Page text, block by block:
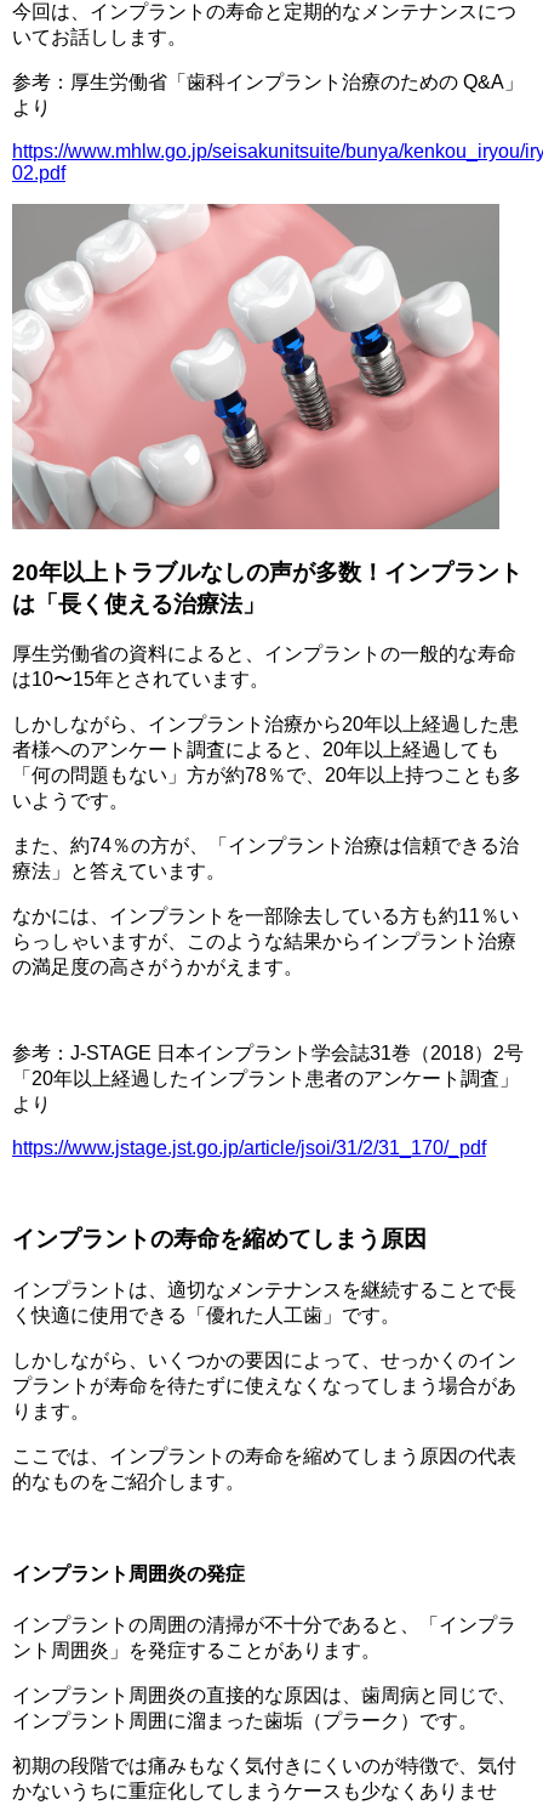
今回は、インプラントの寿命と定期的なメンテナンスにつ
いてお話しします。
参考：厚生労働省「歯科インプラント治療のための Q&A」
より
https://www.mhlw.go.jp/seisakunitsuite/bunya/kenkou_iryou/
02.pdf
20年以上トラブルなしの声が多数！インプラント
は「長く使える治療法」
厚生労働省の資料によると、インプラントの一般的な寿命
は10〜15年とされています。
しかしながら、インプラント治療から20年以上経過した患
者様へのアンケート調査によると、20年以上経過しても
「何の問題もない」方が約78％で、20年以上持つことも多
いようです。
また、約74％の方が、「インプラント治療は信頼できる治
療法」と答えています。
なかには、インプラントを一部除去している方も約11％い
らっしゃいますが、このような結果からインプラント治療
の満足度の高さがうかがえます。
参考：J-STAGE 日本インプラント学会誌31巻（2018）2号
「20年以上経過したインプラント患者のアンケート調査」
より
https://www.jstage.jst.go.jp/article/jsoi/31/2/31_170/_pdf
インプラントの寿命を縮めてしまう原因
インプラントは、適切なメンテナンスを継続することで長
く快適に使用できる「優れた人工歯」です。
しかしながら、いくつかの要因によって、せっかくのイン
プラントが寿命を待たずに使えなくなってしまう場合があ
ります。
ここでは、インプラントの寿命を縮めてしまう原因の代表
的なものをご紹介します。
インプラント周囲炎の発症
インプラントの周囲の清掃が不十分であると、「インプラ
ント周囲炎」を発症することがあります。
インプラント周囲炎の直接的な原因は、歯周病と同じで、
インプラント周囲に溜まった歯垢（プラーク）です。
初期の段階では痛みもなく気付きにくいのが特徴で、気付
かないうちに重症化してしまうケースも少なくありませ